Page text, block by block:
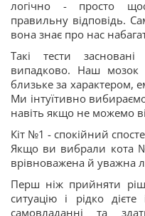
логічно - просто
правильну відповідь.
вона знає про нас
Такі тести
випадково. Наш
близьке за характером,
Ми інтуїтивно
навіть якщо не можемо
Кіт №1 - спокійний
Якщо ви вибрали кота
врівноважена й уважна
Перш ніж прийняти
ситуацію і рідко
самовладанні та